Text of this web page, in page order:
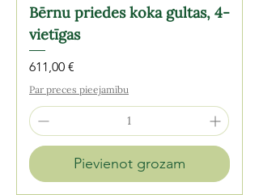
Bērnu priedes koka gultas, 4-
vietīgas
Cena
611,00 €
Par preces pieejamību
Pievienot grozam